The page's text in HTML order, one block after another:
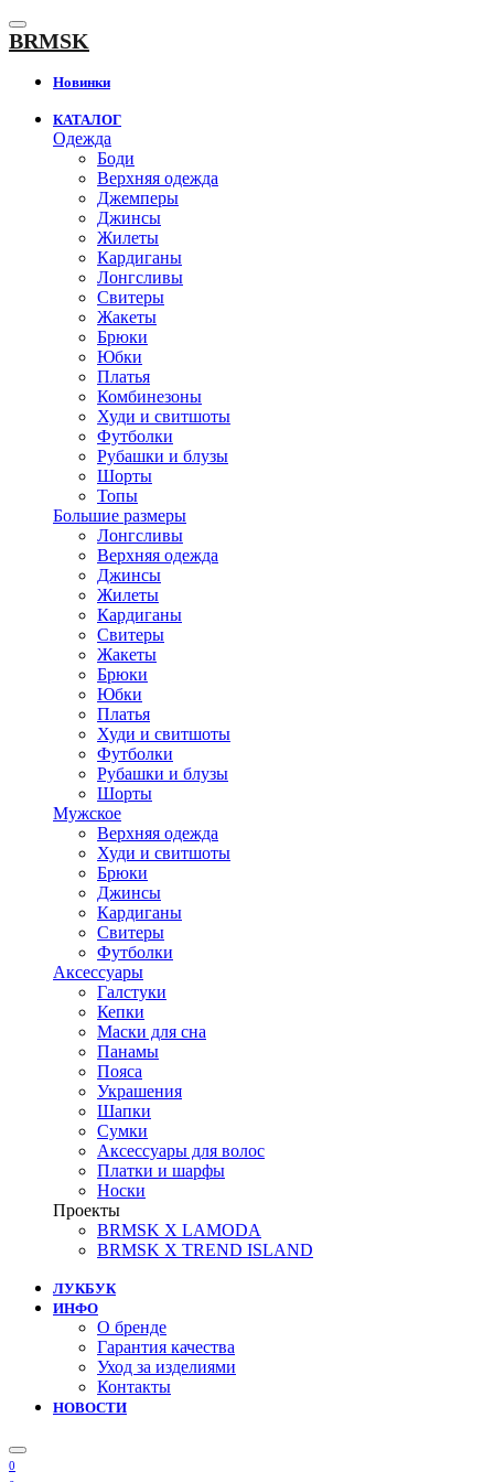
К
содержанию
BRMSK
Новинки
КАТАЛОГ
Одежда
Боди
Верхняя одежда
Джемперы
Джинсы
Жилеты
Кардиганы
Лонгсливы
Свитеры
Жакеты
Брюки
Юбки
Платья
Комбинезоны
Худи и свитшоты
Футболки
Рубашки и блузы
Шорты
Топы
Большие размеры
Лонгсливы
Верхняя одежда
Джинсы
Жилеты
Кардиганы
Свитеры
Жакеты
Брюки
Юбки
Платья
Худи и свитшоты
Футболки
Рубашки и блузы
Шорты
Мужское
Верхняя одежда
Худи и свитшоты
Брюки
Джинсы
Кардиганы
Свитеры
Футболки
Аксессуары
Галстуки
Кепки
Маски для сна
Панамы
Пояса
Украшения
Шапки
Сумки
Аксессуары для волос
Платки и шарфы
Носки
Проекты
BRMSK X LAMODA
BRMSK X TREND ISLAND
ЛУКБУК
ИНФО
О бренде
Гарантия качества
Уход за изделиями
Контакты
НОВОСТИ
0